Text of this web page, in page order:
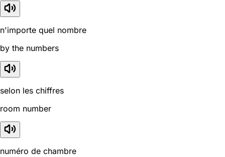
n'importe quel nombre
by the numbers
selon les chiffres
room number
numéro de chambre